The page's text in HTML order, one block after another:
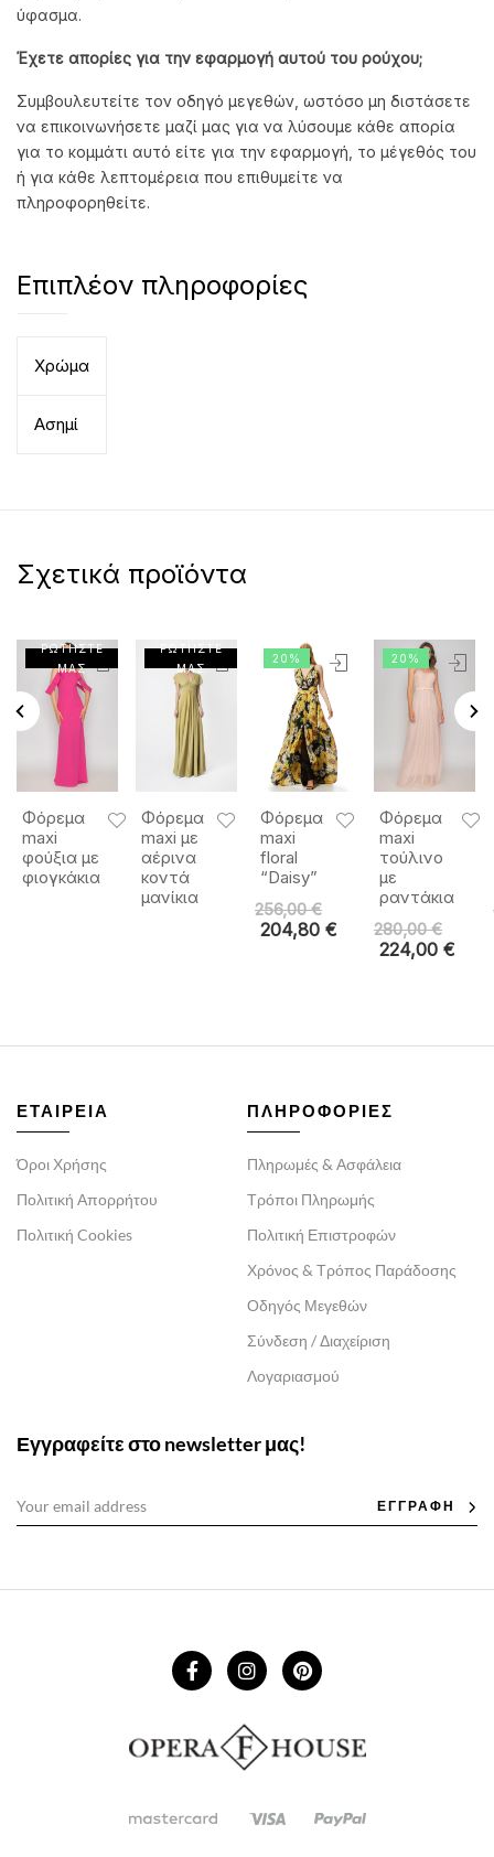
ύφασμα.
Έχετε απορίες για την εφαρμογή αυτού του ρούχου;
Συμβουλευτείτε τον οδηγό μεγεθών, ωστόσο μη διστάσετε
να επικοινωνήσετε μαζί μας για να λύσουμε κάθε απορία
για το κομμάτι αυτό είτε για την εφαρμογή, το μέγεθός του
ή για κάθε λεπτομέρεια που επιθυμείτε να
πληροφορηθείτε.
Επιπλέον πληροφορίες
Χρώμα
Ασημί
Σχετικά προϊόντα
ΡΩΤΗΣΤΕ
ΜΑΣ
Φόρεμα
maxi
φούξια με
φιογκάκια
ΡΩΤΗΣΤΕ
ΜΑΣ
Φόρεμα
maxi με
αέρινα
κοντά
μανίκια
20%
Φόρεμα
maxi
floral
“Daisy”
256,00€
204,80€
20%
Φόρεμα
maxi
τούλινο
με
ραντάκια
280,00€
224,00€
ΕΤΑΙΡΕΙΑ
Όροι Χρήσης
Πολιτική Απορρήτου
Πολιτική Cookies
ΠΛΗΡΟΦΟΡΙΕΣ
Πληρωμές & Ασφάλεια
Τρόποι Πληρωμής
Πολιτική Επιστροφών
Χρόνος & Τρόπος Παράδοσης
Οδηγός Μεγεθών
Σύνδεση / Διαχείριση
Λογαριασμού
Εγγραφείτε στο newsletter μας!
ΕΓΓΡΑΦΗ